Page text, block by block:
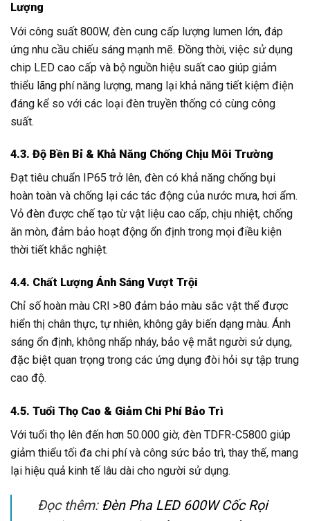
Lượng
Với công suất 800W, đèn cung cấp lượng lumen lớn, đáp
ứng nhu cầu chiếu sáng mạnh mẽ. Đồng thời, việc sử dụng
chip LED cao cấp và bộ nguồn hiệu suất cao giúp giảm
thiểu lãng phí năng lượng, mang lại khả năng tiết kiệm điện
đáng kể so với các loại đèn truyền thống có cùng công
suất.
4.3. Độ Bền Bỉ & Khả Năng Chống Chịu Môi Trường
Đạt tiêu chuẩn IP65 trở lên, đèn có khả năng chống bụi
hoàn toàn và chống lại các tác động của nước mưa, hơi ẩm.
Vỏ đèn được chế tạo từ vật liệu cao cấp, chịu nhiệt, chống
ăn mòn, đảm bảo hoạt động ổn định trong mọi điều kiện
thời tiết khắc nghiệt.
4.4. Chất Lượng Ánh Sáng Vượt Trội
Chỉ số hoàn màu CRI >80 đảm bảo màu sắc vật thể được
hiển thị chân thực, tự nhiên, không gây biến dạng màu. Ánh
sáng ổn định, không nhấp nháy, bảo vệ mắt người sử dụng,
đặc biệt quan trọng trong các ứng dụng đòi hỏi sự tập trung
cao độ.
4.5. Tuổi Thọ Cao & Giảm Chi Phí Bảo Trì
Với tuổi thọ lên đến hơn 50.000 giờ, đèn TDFR-C5800 giúp
giảm thiểu tối đa chi phí và công sức bảo trì, thay thế, mang
lại hiệu quả kinh tế lâu dài cho người sử dụng.
Đọc thêm: Đèn Pha LED 600W Cốc Rọi